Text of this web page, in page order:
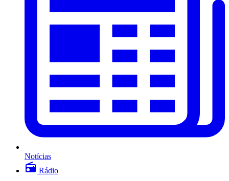
Notícias
Rádio